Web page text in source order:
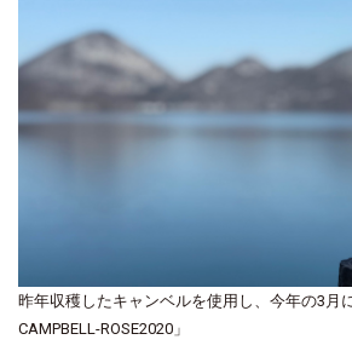
昨年収穫したキャンベルを使用し、今年の3月
CAMPBELL-ROSE2020」